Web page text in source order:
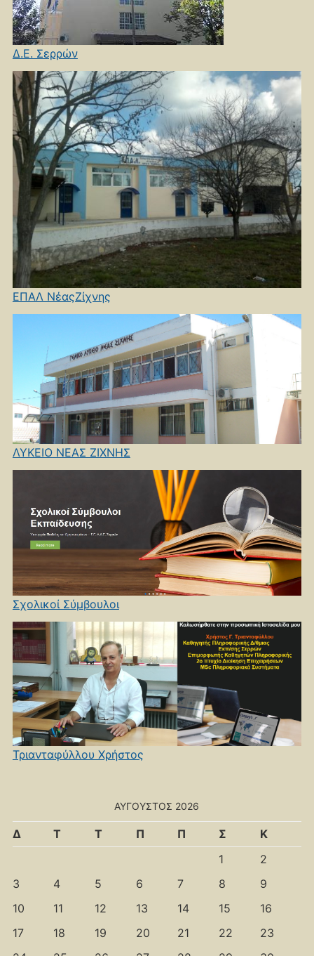
Δ.Ε. Σερρών
ΕΠΑΛ ΝέαςΖίχνης
ΛΥΚΕΙΟ ΝΕΑΣ ΖΙΧΝΗΣ
Σχολικοί Σύμβουλοι
Τριανταφύλλου Χρήστος
ΑΎΓΟΥΣΤΟΣ 2026
Δ Τ Τ Π Π Σ
Κ
1
2
3
4 5 6 7 8
9
10
11 12 13 14 15
16
17
18 19 20 21 22
23